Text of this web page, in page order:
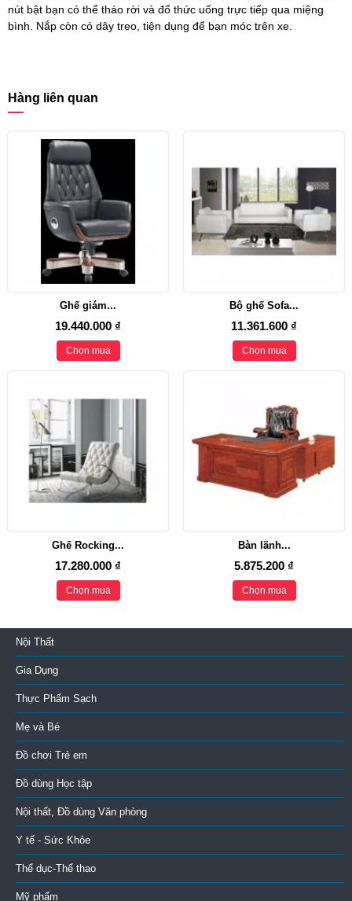
nút bật bạn có thể tháo rời và đổ thức uống trực tiếp qua miệng
bình. Nắp còn có dây treo, tiện dụng để bạn móc trên xe.
Hàng liên quan
Ghế giám...
19.440.000 ₫
Chọn mua
Bộ ghế Sofa...
11.361.600 ₫
Chọn mua
Ghế Rocking...
17.280.000 ₫
Chọn mua
Bàn lãnh...
5.875.200 ₫
Chọn mua
Nội Thất
Gia Dụng
Thực Phẩm Sạch
Mẹ và Bé
Đồ chơi Trẻ em
Đồ dùng Học tập
Nội thất, Đồ dùng Văn phòng
Y tế - Sức Khỏe
Thể dục-Thể thao
Mỹ phẩm